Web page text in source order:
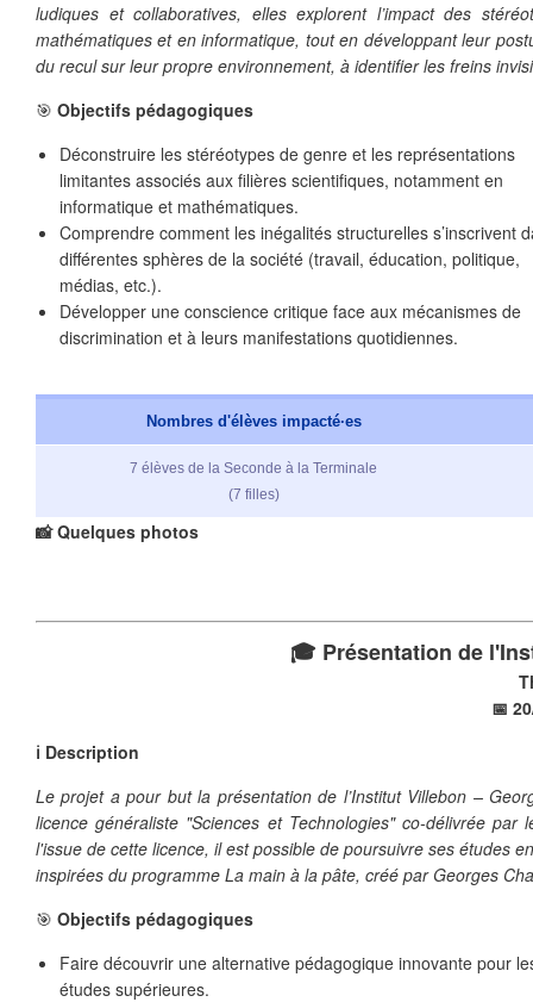
❄
ludiques et collaboratives, elles explorent l’impact des
mathématiques et en informatique, tout en développant leur
du recul sur leur propre environnement, à identifier les freins
🎯 Objectifs pédagogiques
Déconstruire les stéréotypes de genre et les représentations
limitantes associés aux filières scientifiques, notamment en
informatique et mathématiques.
Comprendre comment les inégalités structurelles s’inscrivent
différentes sphères de la société (travail, éducation, politique,
médias, etc.).
Développer une conscience critique face aux mécanismes de
discrimination et à leurs manifestations quotidiennes.
Nombres d'élèves impacté·es
7 élèves de la Seconde à la Terminale
(7 filles)
📸 Quelques photos
🎓 Présentation de
📅
ℹ️ Description
Le projet a pour but la présentation de l’Institut Villebon –
licence généraliste "Sciences et Technologies" co-délivrée
l'issue de cette licence, il est possible de poursuivre ses études
inspirées du programme La main à la pâte, créé par Georges
🎯 Objectifs pédagogiques
Faire découvrir une alternative pédagogique innovante pour
études supérieures.